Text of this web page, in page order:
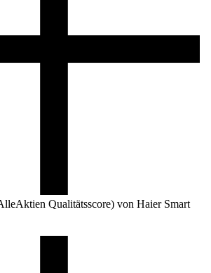
Qualitätsscore) von Haier Smart